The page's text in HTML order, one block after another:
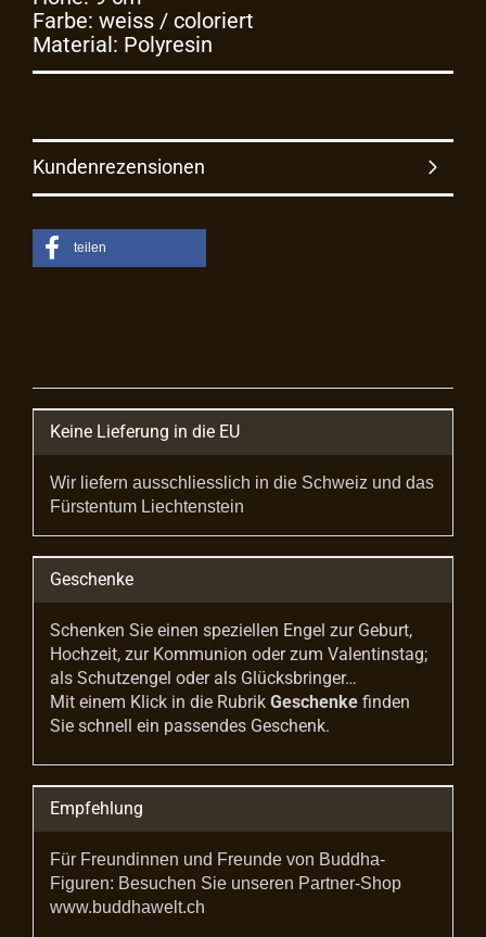
Farbe: weiss / coloriert
Material: Polyresin
Kundenrezensionen
teilen
Keine Lieferung in die EU
Wir liefern ausschliesslich in die Schweiz und das
Fürstentum Liechtenstein
Geschenke
Schenken Sie einen speziellen Engel zur Geburt,
Hochzeit, zur Kommunion oder zum Valentinstag;
als Schutzengel oder als Glücksbringer…
Mit einem Klick in die Rubrik Geschenke finden
Sie schnell ein passendes Geschenk.
Empfehlung
Für Freundinnen und Freunde von Buddha-
Figuren: Besuchen Sie unseren Partner-Shop
www.buddhawelt.ch